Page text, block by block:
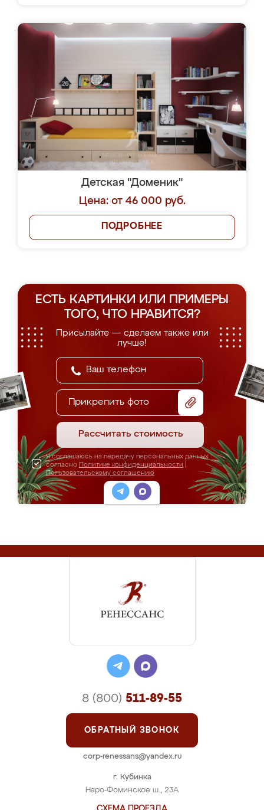
Детская "Доменик"
Цена: от 46 000 руб.
ПОДРОБНЕЕ
ЕСТЬ КАРТИНКИ ИЛИ ПРИМЕРЫ
ТОГО, ЧТО НРАВИТСЯ?
Присылайте — сделаем также или
лучше!
Прикрепить фото
Рассчитать стоимость
Я соглашаюсь на передачу персональных данных
согласно Политике конфиденциальности
Пользовательскому соглашению
г. Кубинка
Наро-Фоминское ш., 23А
8 (800) 511-89-55
ОБРАТНЫЙ ЗВОНОК
corp-renessans@yandex.ru